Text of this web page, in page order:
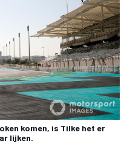
komen, is Tilke het er
lijken.